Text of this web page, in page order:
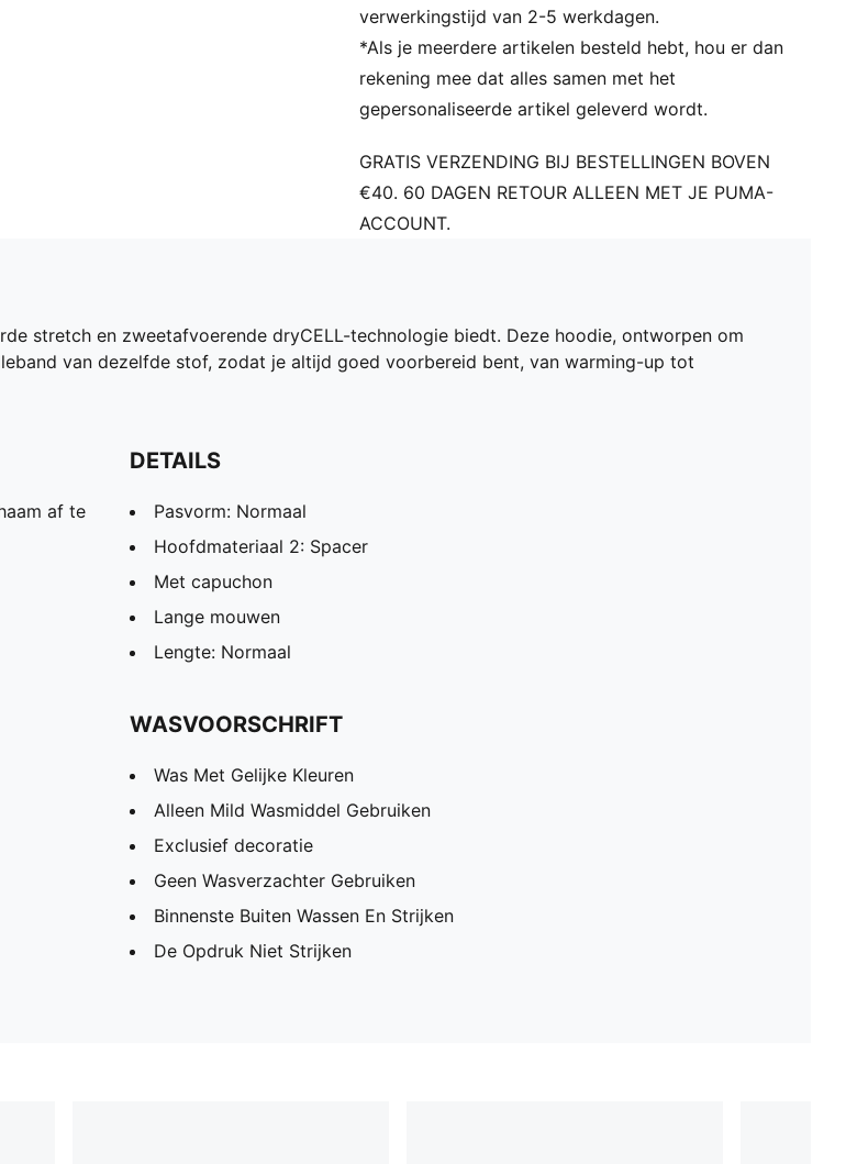
verwerkingstijd van 2-5 werkdagen.
*Als je meerdere artikelen besteld hebt, hou er dan
rekening mee dat alles samen met het
gepersonaliseerde artikel geleverd wordt.
GRATIS VERZENDING BIJ BESTELLINGEN BOVEN
€40. 60 DAGEN RETOUR ALLEEN MET JE PUMA-
ACCOUNT.
stretch en zweetafvoerende dryCELL-technologie biedt. Deze hoodie, ontworpen om
van dezelfde stof, zodat je altijd goed voorbereid bent, van warming-up tot
af te
DETAILS
Pasvorm: Normaal
Hoofdmateriaal 2: Spacer
Met capuchon
Lange mouwen
Lengte: Normaal
WASVOORSCHRIFT
Was Met Gelijke Kleuren
Alleen Mild Wasmiddel Gebruiken
Exclusief decoratie
Geen Wasverzachter Gebruiken
Binnenste Buiten Wassen En Strijken
De Opdruk Niet Strijken